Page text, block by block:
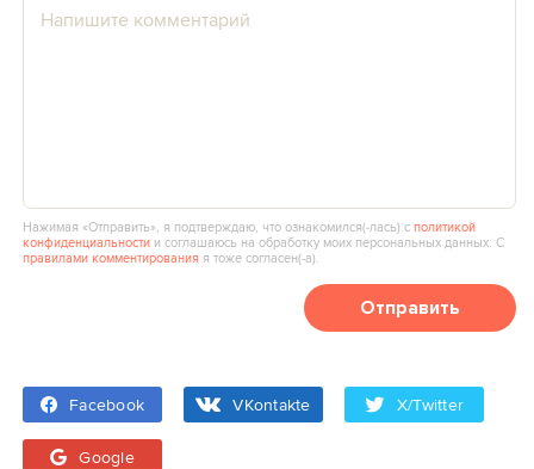
Нажимая «Отправить», я подтверждаю, что ознакомился(‑лась) сполитикой
конфиденциальности и соглашаюсь на обработку моих персональных данных. С
правилами комментирования я тоже согласен(‑а).
Отправить
Facebook VKontakte X/Twitter
Google